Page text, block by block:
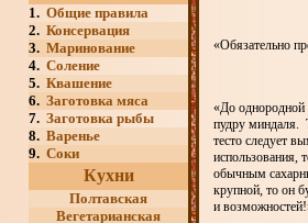
1. Общие правила
2. Консервация
3. Маринование
4. Соление
5. Квашение
6. Заготовка мяса
7. Заготовка рыбы
8. Варенье
9. Соки
Кухни
Полтавская
Вегетарианская
«Обязательно
«До однородной
пудру миндаля.
тесто следует
использования,
обычным
крупной, то он
и